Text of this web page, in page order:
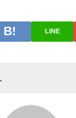
LINE